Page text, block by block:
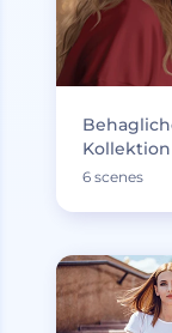
Kollektion
6 scenes